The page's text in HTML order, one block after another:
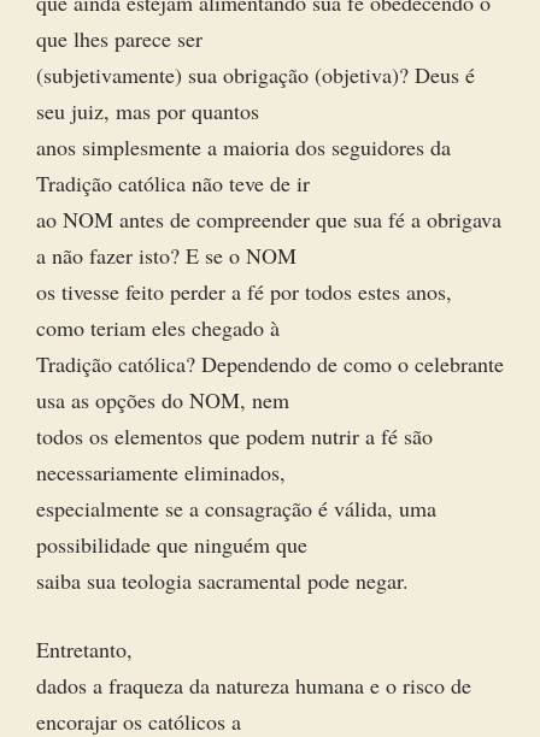
que lhes parece ser
(subjetivamente) sua obrigação (objetiva)? Deus é
seu juiz, mas por quantos
anos simplesmente a maioria dos seguidores da
Tradição católica não teve de ir
ao NOM antes de compreender que sua fé a obrigava
a não fazer isto? E se o NOM
os tivesse feito perder a fé por todos estes anos,
como teriam eles chegado à
Tradição católica? Dependendo de como o celebrante
usa as opções do NOM, nem
todos os elementos que podem nutrir a fé são
necessariamente eliminados,
especialmente se a consagração é válida, uma
possibilidade que ninguém que
saiba sua teologia sacramental pode negar.
Entretanto,
dados a fraqueza da natureza humana e o risco de
encorajar os católicos a